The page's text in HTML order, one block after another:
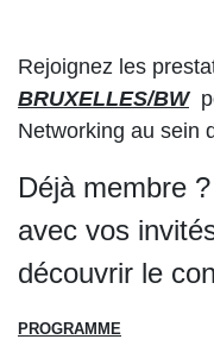
Rejoignez les
BRUXELLES/BW
Networking au sein
Déjà membre
avec vos
découvrir le
PROGRAMME